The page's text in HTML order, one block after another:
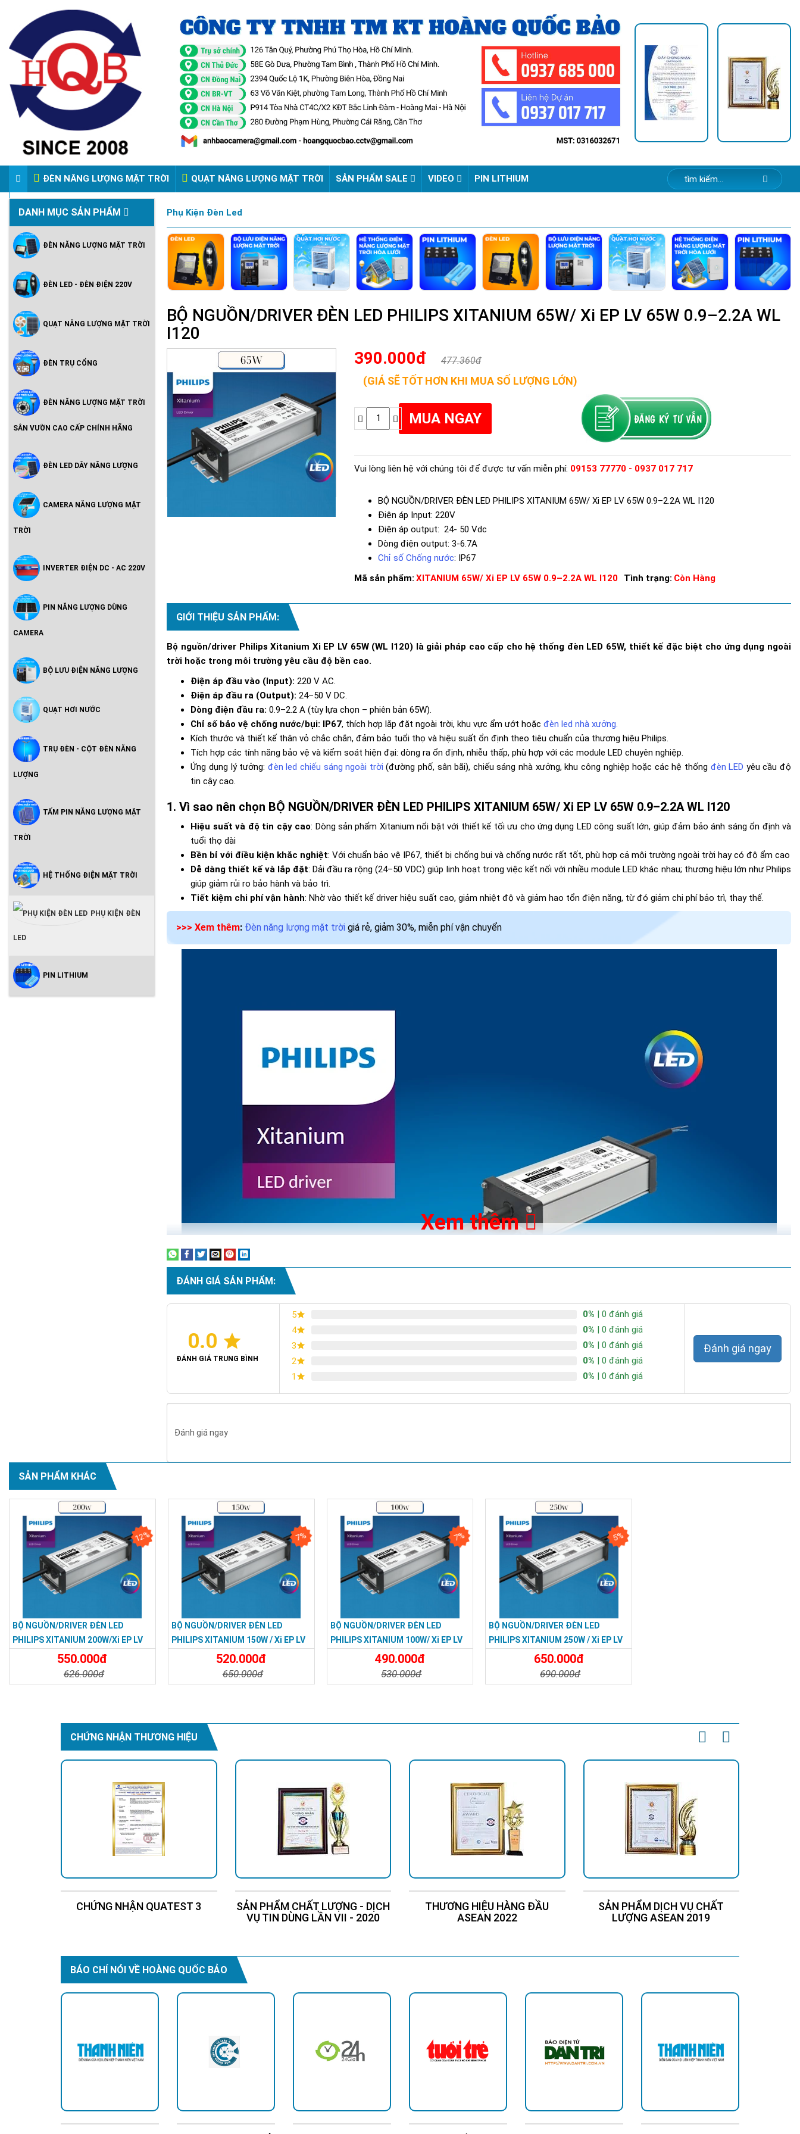
ĐÈN NĂNG LƯỢNG MẶT TRỜI QUẠT NĂNG LƯỢNG MẶT TRỜI SẢN PHẨM SALE VIDEO PIN LITHIUM
VIDEO ĐÈN PHA ĐIỆN 220V
DANH MỤC SẢN PHẨM
ĐÈN NĂNG LƯỢNG MẶT TRỜI
Vườn Cao Cấp Chính Hãng
ĐÈN LED - ĐÈN ĐIỆN 220V
Hoàng Quốc Bảo - Độ Sáng Cao,
QUẠT NĂNG LƯỢNG MẶT TRỜI
ĐÈN TRỤ CỔNG
ĐÈN NĂNG LƯỢNG MẶT TRỜI
SÂN VƯỜN CAO CẤP CHÍNH HÃNG
ĐÈN LED DÂY NĂNG LƯỢNG
CAMERA NĂNG LƯỢNG MẶT
TRỜI
INVERTER ĐIỆN DC - AC 220V
PIN NĂNG LƯỢNG DÙNG
CAMERA
BỘ LƯU ĐIỆN NĂNG LƯỢNG
QUẠT HƠI NƯỚC
TRỤ ĐÈN - CỘT ĐÈN NĂNG
LƯỢNG
TẤM PIN NĂNG LƯỢNG MẶT
TRỜI
HỆ THỐNG ĐIỆN MẶT TRỜI
Inveter Hòa Lưới Có Lưu Trữ -
PHỤ KIỆN ĐÈN
LED
PIN LITHIUM
Phụ Kiện Đèn Led
BỘ NGUỒN/DRIVER ĐÈN LED PHILIPS XITANIUM 65W/ Xi EP LV 65W 0.9–2.2A WL
I120
390.000đ
477.360đ
(GIÁ SẼ TỐT HƠN KHI MUA SỐ LƯỢNG LỚN)
Vui lòng liên hệ với chúng tôi để được tư vấn miễn phí: 09153 77770 - 0937 017 717
BỘ NGUỒN/DRIVER ĐÈN LED PHILIPS XITANIUM 65W/ Xi EP LV 65W 0.9–2.2A WL I120
Điện áp Input: 220V
Điện áp output: 24- 50 Vdc
Dòng điện output: 3-6.7A
Chỉ số Chống nước: IP67
Mã sản phẩm: XITANIUM 65W/ Xi EP LV 65W 0.9–2.2A WL I120 Tình trạng: Còn Hàng
GIỚI THIỆU SẢN PHẨM:
Bộ nguồn/driver Philips Xitanium Xi EP LV 65W (WL I120) là giải pháp cao cấp cho hệ thống đèn LED 65W, thiết kế đặc biệt cho ứng dụng ngoài
trời hoặc trong môi trường yêu cầu độ bền cao.
Điện áp đầu vào (Input): 220 V AC.
Điện áp đầu ra (Output): 24–50 V DC.
Dòng điện đầu ra: 0.9–2.2 A (tùy lựa chọn – phiên bản 65W).
Chỉ số bảo vệ chống nước/bụi: IP67, thích hợp lắp đặt ngoài trời, khu vực ẩm ướt hoặcđèn led nhà xưởng.
Kích thước và thiết kế thân vỏ chắc chắn, đảm bảo tuổi thọ và hiệu suất ổn định theo tiêu chuẩn của thương hiệu Philips.
Tích hợp các tính năng bảo vệ và kiểm soát hiện đại: dòng ra ổn định, nhiễu thấp, phù hợp với các module LED chuyên nghiệp.
Ứng dụng lý tưởng: đèn led chiếu sáng ngoài trời (đường phố, sân bãi), chiếu sáng nhà xưởng, khu công nghiệp hoặc các hệ thống đèn LED yêu cầu độ
tin cậy cao.
Vì sao nên chọn BỘ NGUỒN/DRIVER ĐÈN LED PHILIPS XITANIUM 65W/ Xi EP LV 65W 0.9–2.2A WL I120
Hiệu suất và độ tin cậy cao: Dòng sản phẩm Xitanium nổi bật với thiết kế tối ưu cho ứng dụng LED công suất lớn, giúp đảm bảo ánh sáng ổn định và
tuổi thọ dài
Bền bỉ với điều kiện khắc nghiệt: Với chuẩn bảo vệ IP67, thiết bị chống bụi và chống nước rất tốt, phù hợp cả môi trường ngoài trời hay có độ ẩm cao
Dễ dàng thiết kế và lắp đặt: Dải đầu ra rộng (24–50 VDC) giúp linh hoạt trong việc kết nối với nhiều module LED khác nhau; thương hiệu lớn như Philips
giúp giảm rủi ro bảo hành và bảo trì.
Tiết kiệm chi phí vận hành: Nhờ vào thiết kế driver hiệu suất cao, giảm nhiệt độ và giảm hao tổn điện năng, từ đó giảm chi phí bảo trì, thay thế.
>>> Xem thêm: Đèn năng lượng mặt trờigiá rẻ, giảm 30%, miễn phí vận chuyển
Xem thêm
ĐÁNH GIÁ SẢN PHẨM:
0.0
ĐÁNH GIÁ TRUNG BÌNH
5 0% | 0 đánh giá
4
0% | 0 đánh giá
3
0% | 0 đánh giá
2
0% | 0 đánh giá
1
0% | 0 đánh giá
Đánh giá ngay
Đánh giá ngay
SẢN PHẨM KHÁC
12%
BỘ NGUỒN/DRIVER ĐÈN LED
PHILIPS XITANIUM 200W/Xi EP LV
200W 3.0–6.7A WL I195
550.000đ
626.000đ
7%
BỘ NGUỒN/DRIVER ĐÈN LED
PHILIPS XITANIUM 150W / Xi EP LV
150W 2.0–5.0A WL I175
520.000đ
650.000đ
7%
BỘ NGUỒN/DRIVER ĐÈN LED
PHILIPS XITANIUM 100W/ Xi EP LV
100W 1.3–3.4A WL I155
490.000đ
530.000đ
5%
BỘ NGUỒN/DRIVER ĐÈN LED
PHILIPS XITANIUM 250W / Xi EP LV
250W 4.0–8.3A WL I215
650.000đ
690.000đ
CHỨNG NHẬN THƯƠNG HIỆU
CHỨNG NHẬN QUATEST 3
SẢN PHẨM CHẤT LƯỢNG - DỊCH
VỤ TIN DÙNG LẦN VII - 2020
THƯƠNG HIỆU HÀNG ĐẦU
ASEAN 2022
SẢN PHẨM DỊCH VỤ CHẤT
LƯỢNG ASEAN 2019
BÁO CHÍ NÓI VỀ HOÀNG QUỐC BẢO